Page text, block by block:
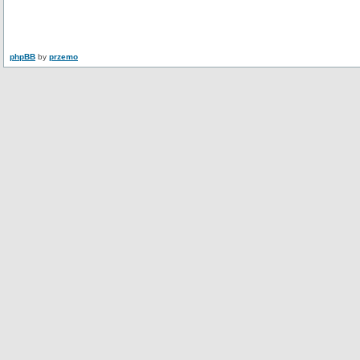
phpBB by przemo